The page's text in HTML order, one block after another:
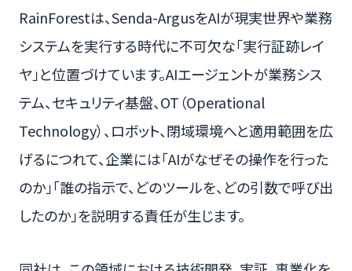
RainForestは、Senda-ArgusをAIが現実世界や業務
システムを実行する時代に不可欠な「実行証跡レイ
ヤ」と位置づけています。AIエージェントが業務シス
テム、セキュリティ基盤、OT（Operational
Technology）、ロボット、閉域環境へと適用範囲を広
げるにつれて、企業には「AIがなぜその操作を行った
のか」「誰の指示で、どのツールを、どの引数で呼び出
したのか」を説明する責任が生じます。